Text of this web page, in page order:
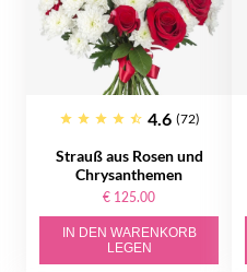
4.6 (72)
Strauß aus Rosen und
Chrysanthemen
€ 125.00
IN DEN WARENKORB
LEGEN